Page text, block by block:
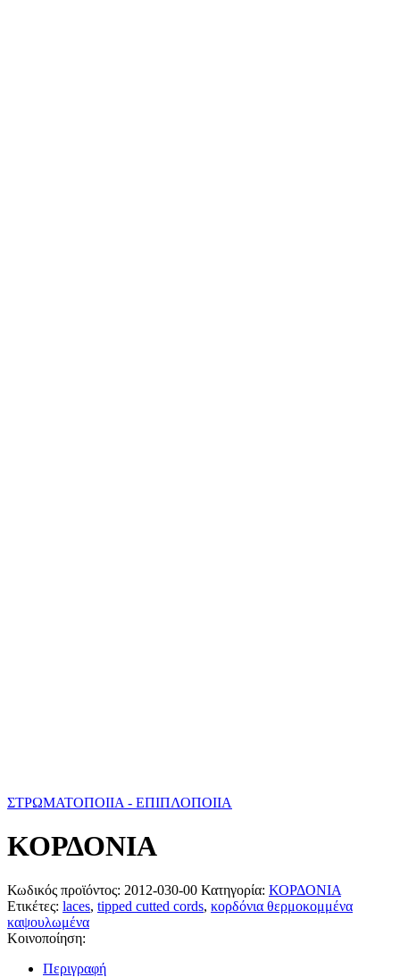
ΣΤΡΩΜΑΤΟΠΟΙΙΑ - ΕΠΙΠΛΟΠΟΙΙΑ
ΚΟΡΔΟΝΙΑ
Κωδικός προϊόντος: 2012-030-00 Κατηγορία: ΚΟΡΔΟΝΙΑ
Ετικέτες: laces, tipped cutted cords, κορδόνια θερμοκομμένα
καψουλωμένα
Κοινοποίηση:
Περιγραφή